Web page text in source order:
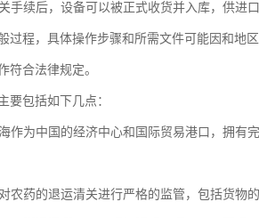
手续后，设备可以被正式收货并入库，供进口
过程，具体操作步骤和所需文件可能因和地
符合法律规定。
要包括如下几点：
作为中国的经济中心和国际贸易港口，拥有
农药的退运清关进行严格的监管，包括货物